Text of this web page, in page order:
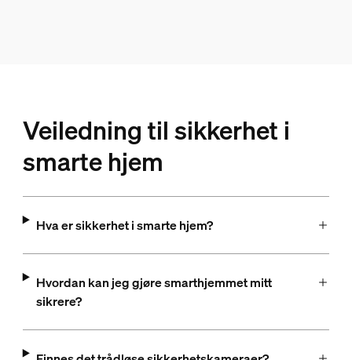
Veiledning til sikkerhet i
smarte hjem
Hva er sikkerhet i smarte hjem?
Hvordan kan jeg gjøre smarthjemmet mitt
sikrere?